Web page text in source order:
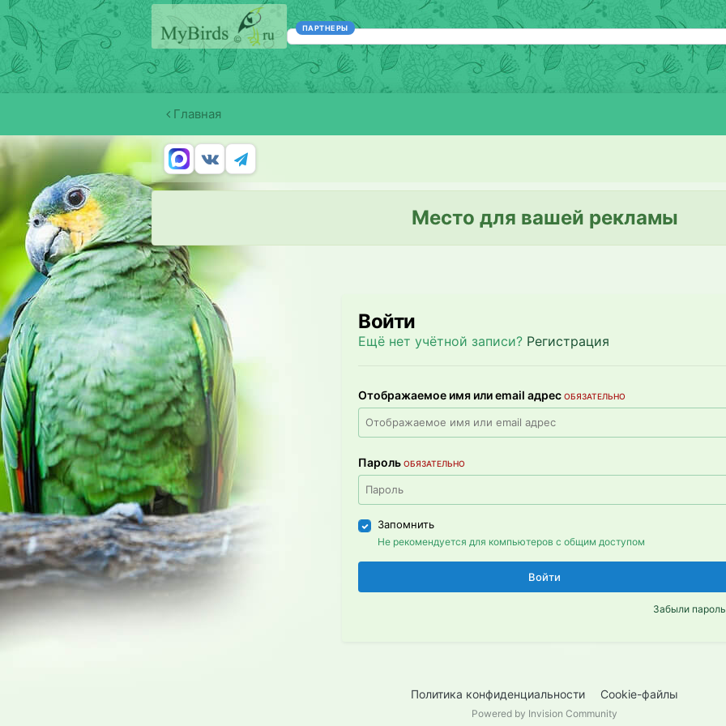
ПАРТНЕРЫ
Главная
Место для вашей рекламы
Войти
Ещё нет учётной записи? Регистрация
Отображаемое имя или email адрес ОБЯЗАТЕЛЬНО
Пароль ОБЯЗАТЕЛЬНО
Запомнить
Не рекомендуется для компьютеров с общим доступом
Войти
Забыли
Политика конфиденциальности Cookie-файлы
Powered by Invision Community